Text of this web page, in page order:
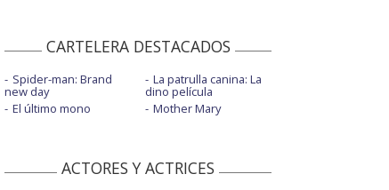
CARTELERA DESTACADOS
Spider-man: Brand
new day
El último mono
La patrulla canina: La
dino película
Mother Mary
ACTORES Y ACTRICES